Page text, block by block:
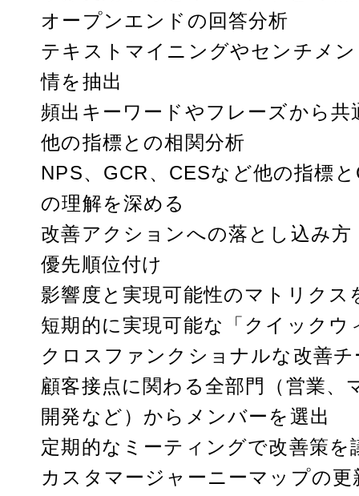
オープンエンドの回答分析
テキストマイニングやセンチメ
情を抽出
頻出キーワードやフレーズから共
他の指標との相関分析
NPS、GCR、CESなど他の指標
の理解を深める
改善アクションへの落とし込み方
優先順位付け
影響度と実現可能性のマトリク
短期的に実現可能な「クイック
クロスファンクショナルな改善
顧客接点に関わる全部門（営業
開発など）からメンバーを選出
定期的なミーティングで改善策を
カスタマージャーニーマップの更